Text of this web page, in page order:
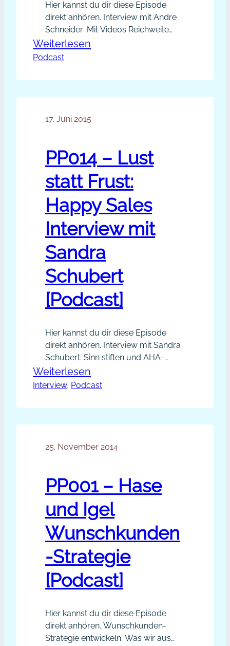
Hier kannst du dir diese Episode
direkt anhören. Interview mit Andre
Schneider: Mit Videos Reichweite
gewinnen und warum du dir
YouTube genauer anschauen
dein Online-Marketing nutzen kannst
Andre Schneider in diesem
Andre…
Weiterlesen
mit
Interview
mit
Andre
Schneider
[Podcast]
Podcast
17. Juni 2015
PP014 – Lust
statt Frust:
Happy Sales
Interview mit
Sandra
Schubert
[Podcast]
Hier kannst du dir diese Episode
direkt anhören. Interview mit Sandra
Schubert: Sinn stiften und AHA-
Momente schaffen, um deine
Kunden glücklich zu machen. Mit
Vorgehensweise zeigt Sandra
Mehr Impulse gibt es in dem vor
Weiterlesen
PP014
Frust:
Sales
Interview
mit
Sandra
Schubert
[Podcast]
Interview, Podcast
25. November 2014
PP001 – Hase
und Igel
Wunschkunden
-Strategie
[Podcast]
Hier kannst du dir diese Episode
direkt anhören. Wunschkunden-
Strategie entwickeln. Was wir aus